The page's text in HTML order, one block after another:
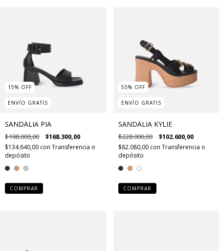
15% OFF
ENVÍO GRATIS
SANDALIA PIA
$198.000,00 $168.300,00
$134.640,00 con Transferencia o
depósito
COMPRAR
55% OFF
ENVÍO GRATIS
SANDALIA KYLIE
$228.000,00 $102.600,00
$82.080,00 con Transferencia o
depósito
COMPRAR